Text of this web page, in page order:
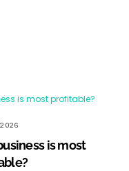
is most